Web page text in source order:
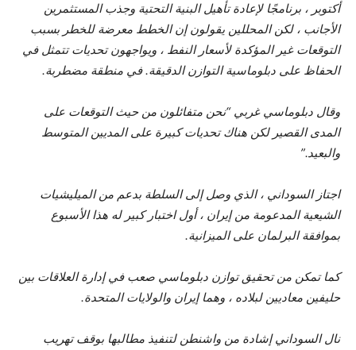
أكتوبر ، برنامجًا لإعادة تأهيل البنية التحتية وجذب المستثمرين
الأجانب ، لكن المحللين يقولون إن الخطط معرضة للخطر بسبب
التوقعات غير المؤكدة لأسعار النفط ، ويواجهون تحديات تتمثل في
الحفاظ على دبلوماسية التوازن الدقيقة. في منطقة مضطربة.
وقال دبلوماسي غربي “نحن متفائلون من حيث التوقعات على
المدى القصير لكن هناك تحديات كبيرة على المديين المتوسط ​​
والبعيد.”
اجتاز السوداني ، الذي وصل إلى السلطة بدعم من الميليشيات
الشيعية المدعومة من إيران ، أول اختبار كبير له هذا الأسبوع
بموافقة البرلمان على الميزانية.
كما تمكن من تحقيق توازن دبلوماسي صعب في إدارة العلاقات بين
حليفين معاديين لبلاده ، وهما إيران والولايات المتحدة.
نال السوداني إشادة من واشنطن لتنفيذ مطالبها بوقف تهريب